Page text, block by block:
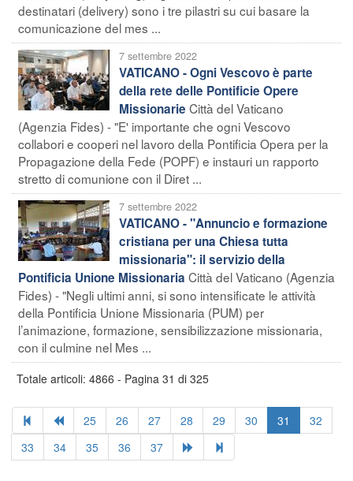
destinatari (delivery) sono i tre pilastri su cui basare la
comunicazione del mes ...
7 settembre 2022
VATICANO - Ogni Vescovo è parte
della rete delle Pontificie Opere
Missionarie Città del Vaticano
(Agenzia Fides) - "E' importante che ogni Vescovo
collabori e cooperi nel lavoro della Pontificia Opera per la
Propagazione della Fede (POPF) e instauri un rapporto
stretto di comunione con il Diret ...
7 settembre 2022
VATICANO - "Annuncio e formazione
cristiana per una Chiesa tutta
missionaria": il servizio della
Pontificia Unione Missionaria Città del Vaticano (Agenzia
Fides) - "Negli ultimi anni, si sono intensificate le attività
della Pontificia Unione Missionaria (PUM) per
l’animazione, formazione, sensibilizzazione missionaria,
con il culmine nel Mes ...
Totale articoli: 4866 - Pagina 31 di 325
25 26 27 28 29 30 31
32
33
34 35 36 37